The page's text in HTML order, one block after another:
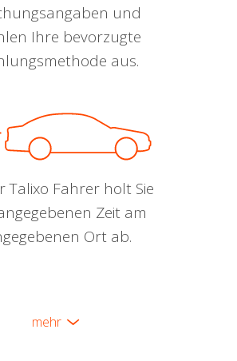
und
Ihre bevorzugte
aus.
Talixo Fahrer holt Sie
Zeit am
Ort ab.
mehr